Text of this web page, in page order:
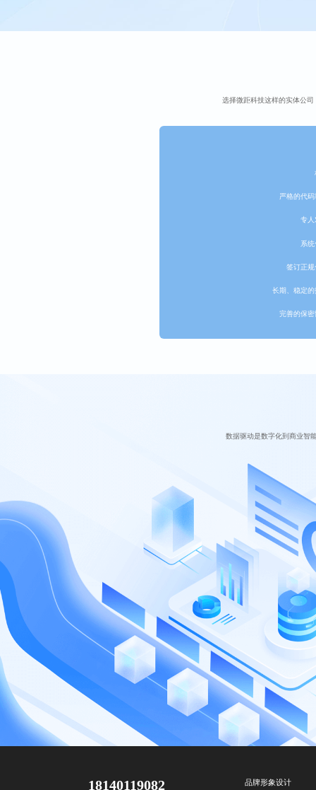
选择微距科技这样的实体公
严格的代
专人
系
签订正
长期、稳定
完善的保
数据驱动是数字化到商业智
18140119082 品牌形象设计